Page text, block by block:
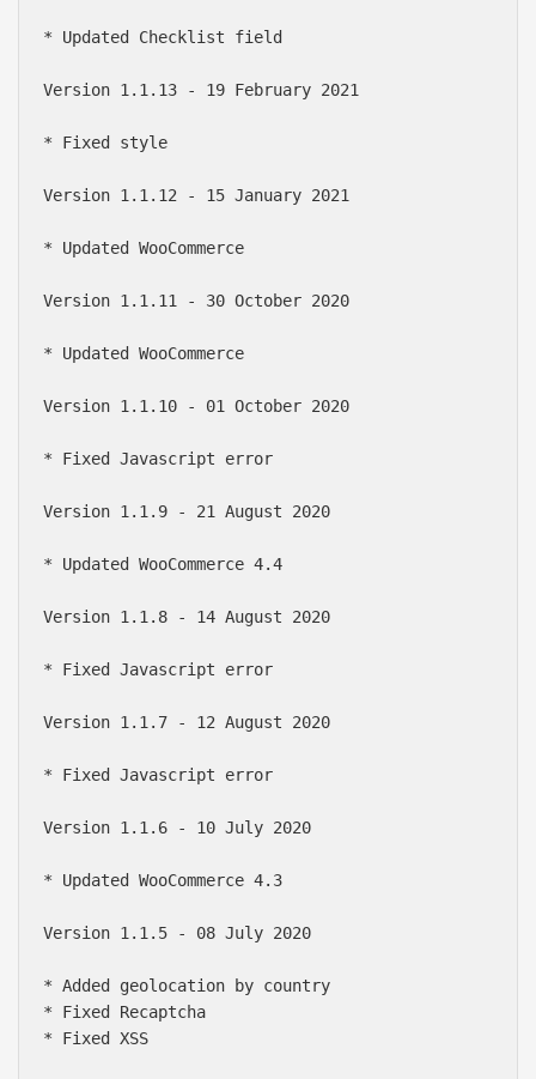
* Updated Checklist field
Version 1.1.13 - 19 February 2021
* Fixed style
Version 1.1.12 - 15 January 2021
* Updated WooCommerce
Version 1.1.11 - 30 October 2020
* Updated WooCommerce
Version 1.1.10 - 01 October 2020
* Fixed Javascript error
Version 1.1.9 - 21 August 2020
* Updated WooCommerce 4.4
Version 1.1.8 - 14 August 2020
* Fixed Javascript error
Version 1.1.7 - 12 August 2020
* Fixed Javascript error
Version 1.1.6 - 10 July 2020
* Updated WooCommerce 4.3
Version 1.1.5 - 08 July 2020
* Added geolocation by country
* Fixed Recaptcha
* Fixed XSS